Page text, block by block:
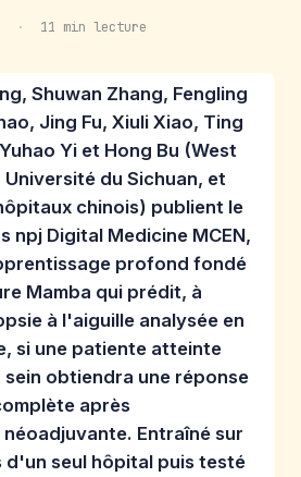
· 11 min lecture
Shuwan Zhang, Fengling
Jing Fu, Xiuli Xiao, Ting
Yi et Hong Bu (West
Université du Sichuan, et
chinois) publient le
npj Digital Medicine MCEN,
profond fondé
Mamba qui prédit, à
à l'aiguille analysée en
si une patiente atteinte
obtiendra une réponse
après
Entraîné sur
d'un seul hôpital puis testé